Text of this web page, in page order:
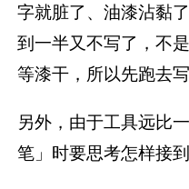
字就脏了、油漆沾黏
到一半又不写了，不
等漆干，所以先跑去写
另外，由于工具远比
笔」时要思考怎样接